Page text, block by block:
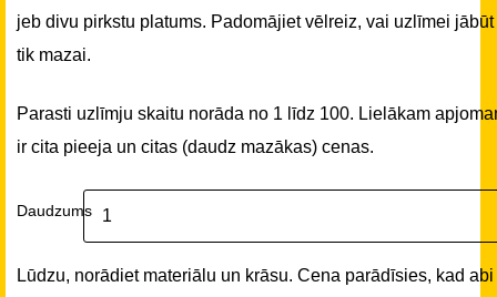
jeb divu pirkstu platums. Padomājiet vēlreiz, vai uzlīmei jābūt
tik mazai.
Parasti uzlīmju skaitu norāda no 1 līdz 100. Lielākam
ir cita pieeja un citas (daudz mazākas) cenas.
Daudzums
Lūdzu, norādiet materiālu un krāsu. Cena parādīsies, kad abi